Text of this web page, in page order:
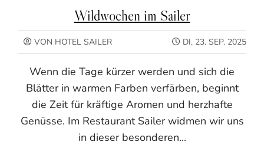
Wildwochen im Sailer
DI, 23. SEP. 2025
VON HOTEL SAILER
Wenn die Tage kürzer werden und sich die
Blätter in warmen Farben verfärben, beginnt
die Zeit für kräftige Aromen und herzhafte
Genüsse. Im Restaurant Sailer widmen wir uns
in dieser besonderen...